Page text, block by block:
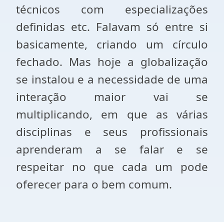
técnicos com especializações
definidas etc. Falavam só entre si
basicamente, criando um círculo
fechado. Mas hoje a globalização
se instalou e a necessidade de uma
interação maior vai se
multiplicando, em que as várias
disciplinas e seus profissionais
aprenderam a se falar e se
respeitar no que cada um pode
oferecer para o bem comum.